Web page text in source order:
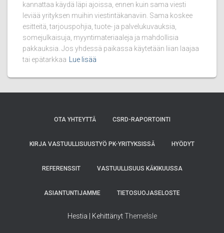
kannattaa käydä läpi ajoissa, ennen kuin sama viesti
leviää yrityksen muihin viestintäkanaviin. Sama koskee
esitteitä, tarjouspohjia, tuote- ja palvelukuvauksia,
somejulkaisuja, myyntimateriaaleja ja mahdollisia
pakkauksia. Jos yhdessä paikassa käytetään liian laajaa
tai epätarkkaa
Lue lisää
OTA YHTEYTTÄ CSRD-RAPORTOINTI
KIRJA VASTUULLISUUSTYÖ PK-YRITYKSISSÄ HYÖDYT
REFERENSSIT VASTUULLISUUS KÄKIKUUSSA
ASIANTUNTIJAMME TIETOSUOJASELOSTE
Hestia | KehittänytThemeIsle